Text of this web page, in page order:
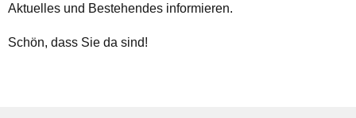
Aktuelles und Bestehendes informieren.
Schön, dass Sie da sind!